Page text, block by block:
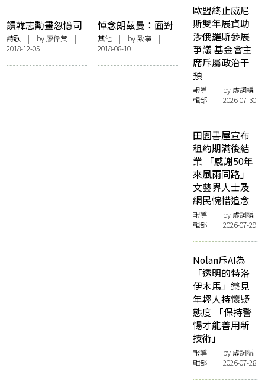
讀韓志勳畫忽憶司
空圖詩品得九絕句
詩歌 | by廖偉棠 |
2018-12-05
悼念朗茲曼：面對
死亡，我們無從說
起
其他| by 致寧 |
2018-08-10
歐盟終止威尼
斯雙年展資助
涉俄羅斯參展
爭議 基金會主
席斥屬政治干
預
報導 | by 虛詞編
輯部 | 2026-07-30
田園書屋宣布
租約期滿後結
業 「感謝50年
來風雨同路」
文藝界人士及
網民惋惜追念
報導 | by 虛詞編
輯部 | 2026-07-29
Nolan斥AI為
「透明的特洛
伊木馬」樂見
年輕人持懷疑
態度 「保持警
惕才能善用新
技術」
報導 | by 虛詞編
輯部 | 2026-07-28